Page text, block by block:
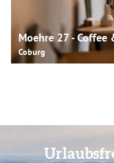
Moehre 27 - Coffee
Coburg